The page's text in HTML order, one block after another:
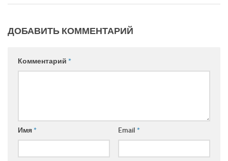
ДОБАВИТЬ КОММЕНТАРИЙ
Комментарий *
Имя* Email *